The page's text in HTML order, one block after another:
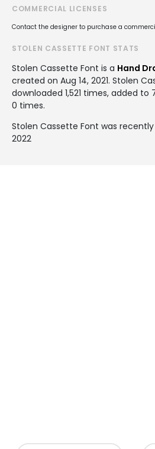
COMMERCIAL LICENSES
Contact the designer to purchase a
STOLEN CASSETTE FONT STATS
Stolen Cassette Font is a Hand
created on Aug 14, 2021. Stolen
downloaded 1,521 times, added to
0 times.
Stolen Cassette Font was
2022